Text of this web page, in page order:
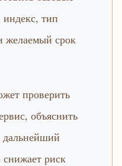
индекс, тип
желаемый срок
проверить
объяснить
дальнейший
риск